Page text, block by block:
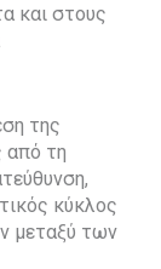
και στους
της
από τη
κύκλος
μεταξύ των